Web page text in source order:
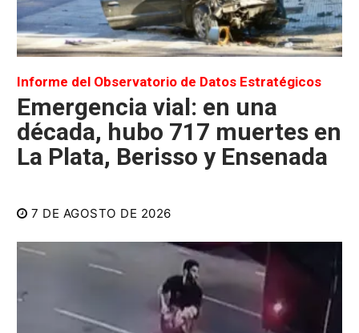
Informe del Observatorio de Datos Estratégicos
Emergencia vial: en una
década, hubo 717 muertes en
La Plata, Berisso y Ensenada
7 DE AGOSTO DE 2026